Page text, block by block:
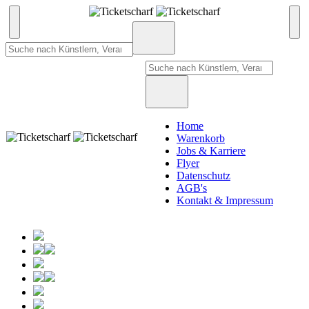
Home
Warenkorb
Jobs & Karriere
Flyer
Datenschutz
AGB's
Kontakt & Impressum